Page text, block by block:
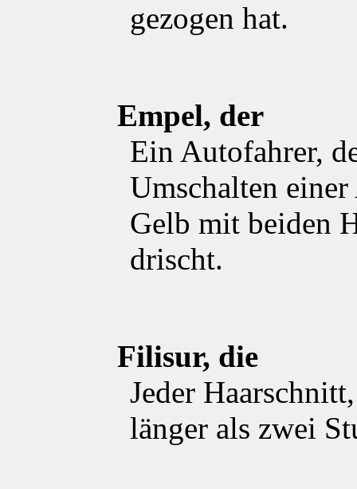
gezogen hat.
Empel, der
Ein Autofahrer,
Umschalten
Gelb mit beiden
drischt.
Filisur, die
Jeder
länger als zwei